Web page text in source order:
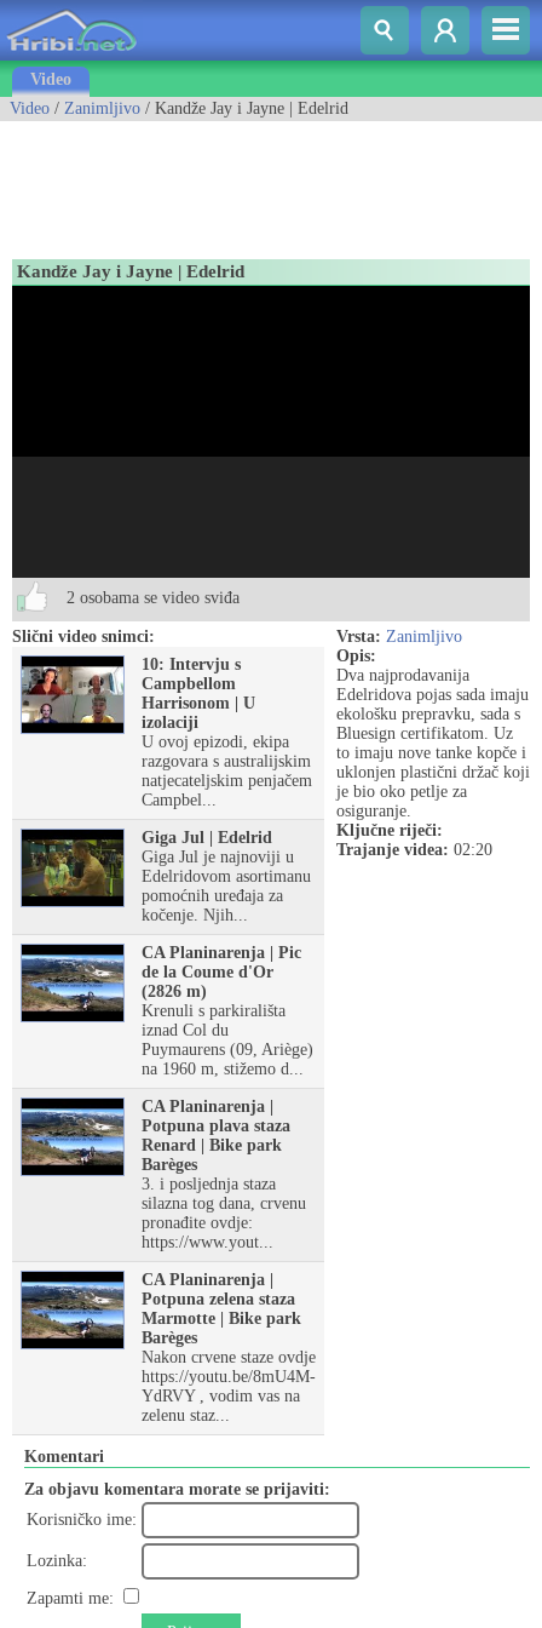
Video
Video / Zanimljivo / Kandže Jay i Jayne | Edelrid
Kandže Jay i Jayne | Edelrid
2 osobama se video sviđa
Slični video snimci:
10: Intervju s
Campbellom
Harrisonom | U
izolaciji
U ovoj epizodi, ekipa
razgovara s australijskim
natjecateljskim penjačem
Campbel...
Giga Jul | Edelrid
Giga Jul je najnoviji u
Edelridovom asortimanu
pomoćnih uređaja za
kočenje. Njih...
CA Planinarenja | Pic
de la Coume d'Or
(2826 m)
Krenuli s parkirališta
iznad Col du
Puymaurens (09, Ariège)
na 1960 m, stižemo d...
CA Planinarenja |
Potpuna plava staza
Renard | Bike park
Barèges
3. i posljednja staza
silazna tog dana, crvenu
pronađite ovdje:
https://www.yout...
CA Planinarenja |
Potpuna zelena staza
Marmotte | Bike park
Barèges
Nakon crvene staze ovdje
https://youtu.be/8mU4M-
YdRVY , vodim vas na
zelenu staz...
Vrsta: Zanimljivo
Opis:
Dva najprodavanija
Edelridova pojas sada imaju
ekološku prepravku, sada s
Bluesign certifikatom. Uz
to imaju nove tanke kopče i
uklonjen plastični držač koji
je bio oko petlje za
osiguranje.
Ključne riječi:
Trajanje videa: 02:20
Komentari
Za objavu komentara morate se prijaviti:
Korisničko ime:
Lozinka:
Zapamti me: